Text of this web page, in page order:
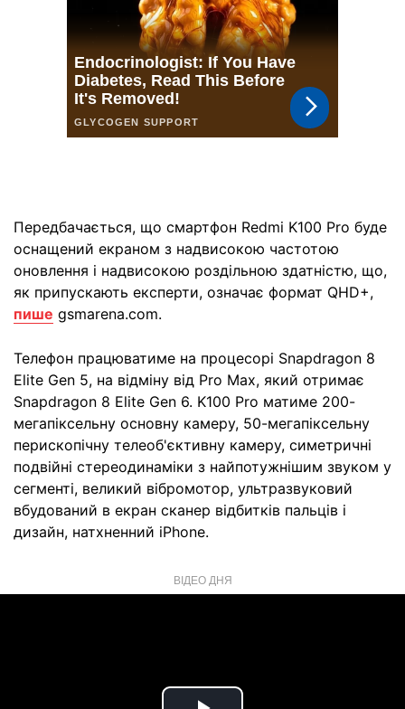
Передбачається, що смартфон Redmi K100 Pro буде
оснащений екраном з надвисокою частотою
оновлення і надвисокою роздільною здатністю, що,
як припускають експерти, означає формат QHD+,
пише gsmarena.com.
Телефон працюватиме на процесорі Snapdragon 8
Elite Gen 5, на відміну від Pro Max, який отримає
Snapdragon 8 Elite Gen 6. K100 Pro матиме 200-
мегапіксельну основну камеру, 50-мегапіксельну
перископічну телеоб'єктивну камеру, симетричні
подвійні стереодинаміки з найпотужнішим звуком у
сегменті, великий вібромотор, ультразвуковий
вбудований в екран сканер відбитків пальців і
дизайн, натхненний iPhone.
ВІДЕО ДНЯ